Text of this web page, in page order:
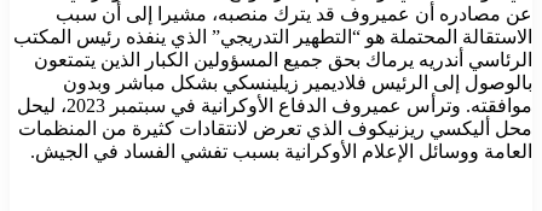
عن مصادره أن عميروف قد يترك منصبه، مشيرا إلى أن سبب
الاستقالة المحتملة هو “التطهير التدريجي” الذي ينفذه رئيس المكتب
الرئاسي أندريه يرماك بحق جميع المسؤولين الكبار الذين يتمتعون
بالوصول إلى الرئيس فلاديمير زيلينسكي بشكل مباشر وبدون
موافقته. وترأس عميروف الدفاع الأوكرانية في سبتمبر 2023، ليحل
محل أليكسي ريزنيكوف الذي تعرض لانتقادات كثيرة من المنظمات
العامة ووسائل الإعلام الأوكرانية بسبب تفشي الفساد في الجيش.